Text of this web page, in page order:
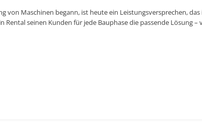
von Maschinen begann, ist heute ein Leistungsversprechen,
Rental seinen Kunden für jede Bauphase die passende Lösung